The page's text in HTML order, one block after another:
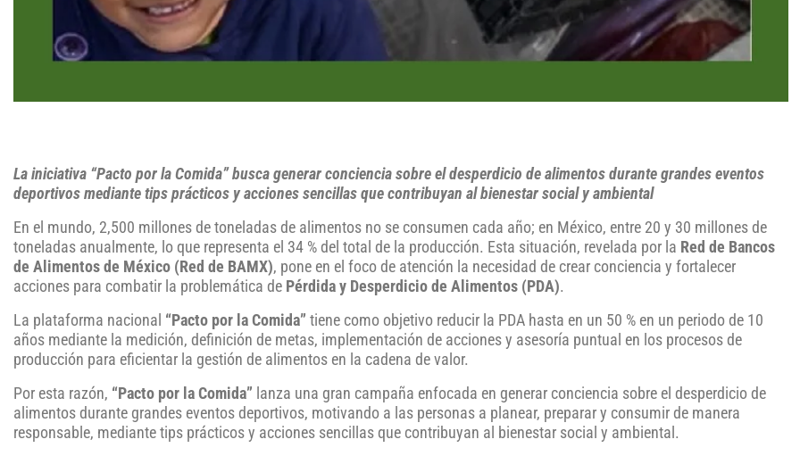
La iniciativa “Pacto por la Comida” busca generar conciencia sobre el desperdicio de alimentos durante grandes eventos
deportivos mediante tips prácticos y acciones sencillas que contribuyan al bienestar social y ambiental
En el mundo, 2,500 millones de toneladas de alimentos no se consumen cada año; en México, entre 20 y 30 millones de
toneladas anualmente, lo que representa el 34 % del total de la producción. Esta situación, revelada por la Red de Bancos
de Alimentos de México (Red de BAMX), pone en el foco de atención la necesidad de crear conciencia y fortalecer
acciones para combatir la problemática de Pérdida y Desperdicio de Alimentos (PDA).
La plataforma nacional “Pacto por la Comida” tiene como objetivo reducir la PDA hasta en un 50 % en un periodo de 10
años mediante la medición, definición de metas, implementación de acciones y asesoría puntual en los procesos de
producción para eficientar la gestión de alimentos en la cadena de valor.
Por esta razón, “Pacto por la Comida” lanza una gran campaña enfocada en generar conciencia sobre el desperdicio de
alimentos durante grandes eventos deportivos, motivando a las personas a planear, preparar y consumir de manera
responsable, mediante tips prácticos y acciones sencillas que contribuyan al bienestar social y ambiental.